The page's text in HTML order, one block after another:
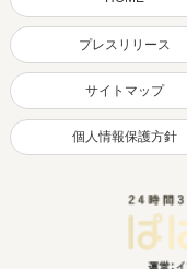
プレスリリース
サイトマップ
個人情報保護方針